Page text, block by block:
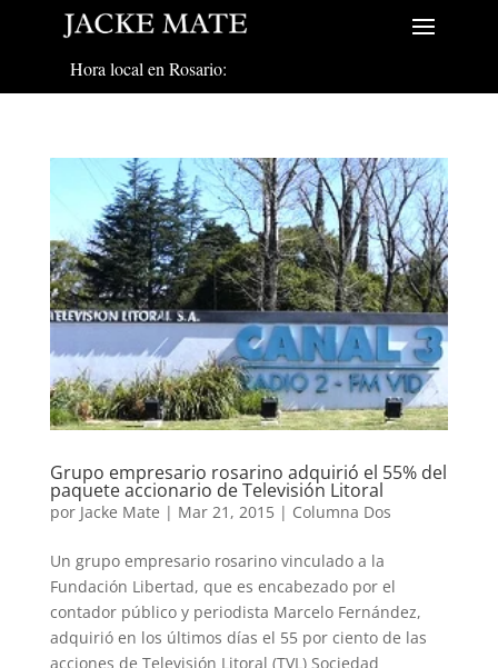
Hora local en Rosario:
Grupo empresario rosarino adquirió el 55% del
paquete accionario de Televisión Litoral
por Jacke Mate | Mar 21, 2015| Columna Dos
Un grupo empresario rosarino vinculado a la
Fundación Libertad, que es encabezado por el
contador público y periodista Marcelo Fernández,
adquirió en los últimos días el 55 por ciento de las
acciones de Televisión Litoral (TVL) Sociedad